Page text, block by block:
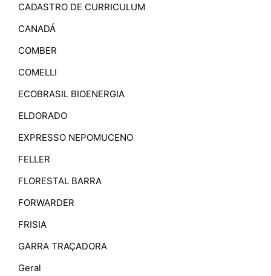
CADASTRO DE CURRICULUM
CANADÁ
COMBER
COMELLI
ECOBRASIL BIOENERGIA
ELDORADO
EXPRESSO NEPOMUCENO
FELLER
FLORESTAL BARRA
FORWARDER
FRISIA
GARRA TRAÇADORA
Geral